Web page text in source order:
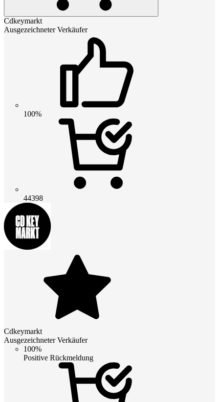
Cdkeymarkt
Ausgezeichneter Verkäufer
100%
44398
Cdkeymarkt
Ausgezeichneter Verkäufer
100%
Positive Rückmeldung